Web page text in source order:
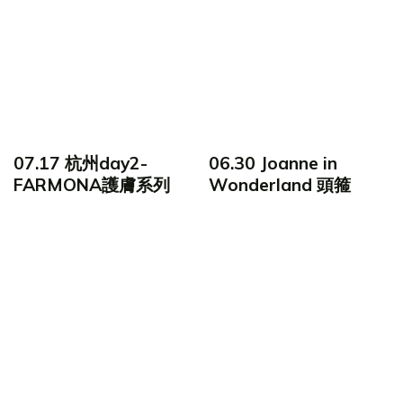
07.17 杭州day2-
FARMONA護膚系列
06.30 Joanne in
Wonderland 頭箍